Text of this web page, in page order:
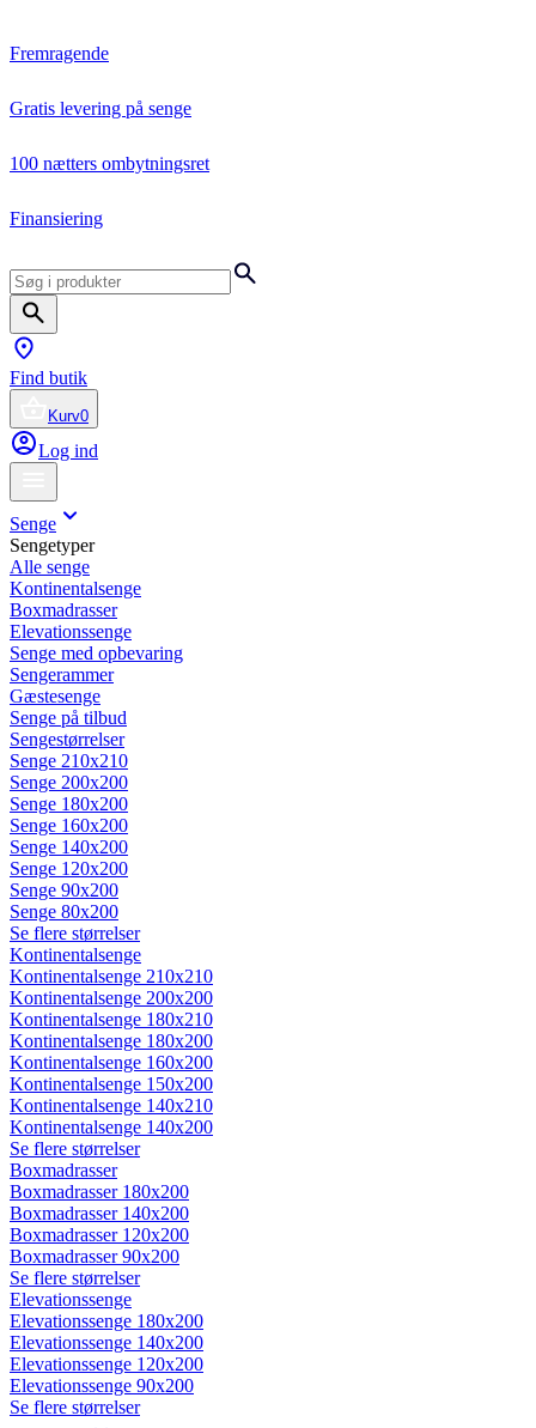
Fremragende
Gratis levering på senge
100 nætters ombytningsret
Finansiering
Find butik
Kurv0
Log ind
Senge
Sengetyper
Alle senge
Kontinentalsenge
Boxmadrasser
Elevationssenge
Senge med opbevaring
Sengerammer
Gæstesenge
Senge på tilbud
Sengestørrelser
Senge 210x210
Senge 200x200
Senge 180x200
Senge 160x200
Senge 140x200
Senge 120x200
Senge 90x200
Senge 80x200
Se flere størrelser
Kontinentalsenge
Kontinentalsenge 210x210
Kontinentalsenge 200x200
Kontinentalsenge 180x210
Kontinentalsenge 180x200
Kontinentalsenge 160x200
Kontinentalsenge 150x200
Kontinentalsenge 140x210
Kontinentalsenge 140x200
Se flere størrelser
Boxmadrasser
Boxmadrasser 180x200
Boxmadrasser 140x200
Boxmadrasser 120x200
Boxmadrasser 90x200
Se flere størrelser
Elevationssenge
Elevationssenge 180x200
Elevationssenge 140x200
Elevationssenge 120x200
Elevationssenge 90x200
Se flere størrelser